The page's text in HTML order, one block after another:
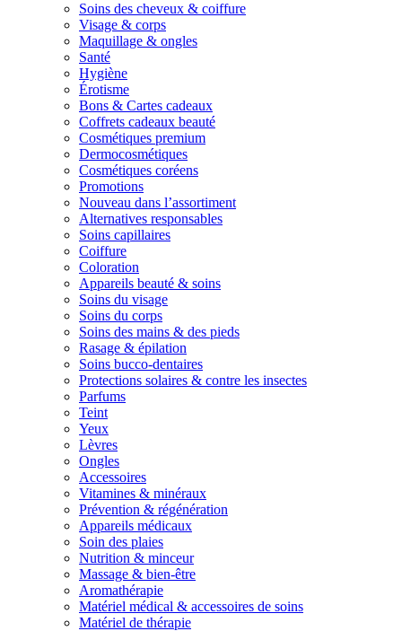
Soins des cheveux & coiffure
Visage & corps
Maquillage & ongles
Santé
Hygiène
Érotisme
Bons & Cartes cadeaux
Coffrets cadeaux beauté
Cosmétiques premium
Dermocosmétiques
Cosmétiques coréens
Promotions
Nouveau dans l’assortiment
Alternatives responsables
Soins capillaires
Coiffure
Coloration
Appareils beauté & soins
Soins du visage
Soins du corps
Soins des mains & des pieds
Rasage & épilation
Soins bucco-dentaires
Protections solaires & contre les insectes
Parfums
Teint
Yeux
Lèvres
Ongles
Accessoires
Vitamines & minéraux
Prévention & régénération
Appareils médicaux
Soin des plaies
Nutrition & minceur
Massage & bien-être
Aromathérapie
Matériel médical & accessoires de soins
Matériel de thérapie